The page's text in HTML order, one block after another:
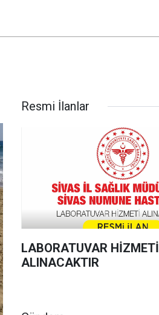
Resmi İlanlar
LABORATUVAR HİZMETİ
ALINACAKTIR